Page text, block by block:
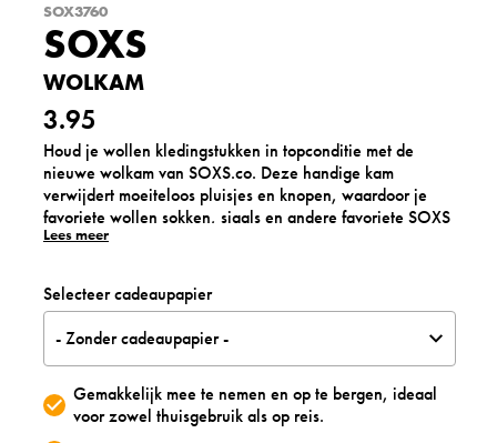
SOX3760
SOXS
WOLKAM
3.95
Houd je wollen kledingstukken in topconditie met de
nieuwe wolkam van SOXS.co. Deze handige kam
verwijdert moeiteloos pluisjes en knopen, waardoor je
favoriete wollen sokken, sjaals en andere favoriete SOXS
producten er weer als nieuw uitzien. Geef je wollen items
zachtheid en warmte.
Lees meer
Selecteer cadeaupapier
- Zonder cadeaupapier -
Gemakkelijk mee te nemen en op te bergen, ideaal
voor zowel thuisgebruik als op reis.